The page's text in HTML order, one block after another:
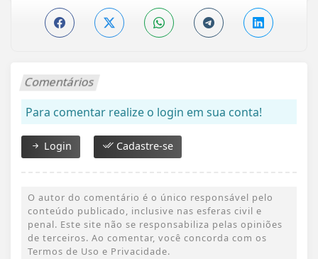
Comentários
Para comentar realize o login em sua conta!
Login Cadastre-se
O autor do comentário é o único responsável pelo
conteúdo publicado, inclusive nas esferas civil e
penal. Este site não se responsabiliza pelas opiniões
de terceiros. Ao comentar, você concorda com os
Termos de Uso e Privacidade.